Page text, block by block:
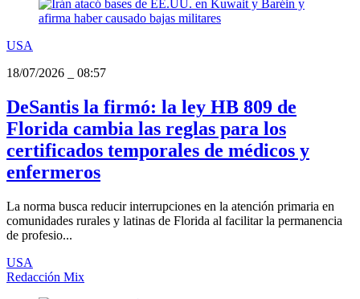
USA
18/07/2026
08:57
DeSantis la firmó: la ley HB 809 de
Florida cambia las reglas para los
certificados temporales de médicos y
enfermeros
La norma busca reducir interrupciones en la atención primaria en
comunidades rurales y latinas de Florida al facilitar la permanencia
de profesio...
USA
Redacción Mix